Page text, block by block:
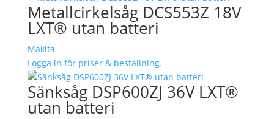
Metallcirkelsåg DCS553Z 18V
LXT® utan batteri
Makita
Logga in för priser & beställning.
Sänksåg DSP600ZJ 36V LXT®
utan batteri